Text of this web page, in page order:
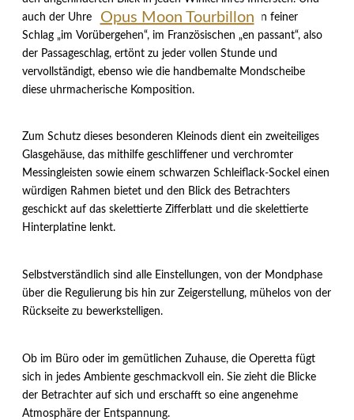
auch der Uhrenklang ist von höchster Qualität. Ein feiner
Schlag „im Vorübergehen“, im Französischen „en passant“, also
der Passageschlag, ertönt zu jeder vollen Stunde und
vervollständigt, ebenso wie die handbemalte Mondscheibe
diese uhrmacherische Komposition.
Zum Schutz dieses besonderen Kleinods dient ein zweiteiliges
Glasgehäuse, das mithilfe geschliffener und verchromter
Messingleisten sowie einem schwarzen Schleiflack-Sockel einen
würdigen Rahmen bietet und den Blick des Betrachters
geschickt auf das skelettierte Zifferblatt und die skelettierte
Hinterplatine lenkt.
Selbstverständlich sind alle Einstellungen, von der Mondphase
über die Regulierung bis hin zur Zeigerstellung, mühelos von der
Rückseite zu bewerkstelligen.
Ob im Büro oder im gemütlichen Zuhause, die Operetta fügt
sich in jedes Ambiente geschmackvoll ein. Sie zieht die Blicke
der Betrachter auf sich und erschafft so eine angenehme
Atmosphäre der Entspannung.
Opus Moon Tourbillon